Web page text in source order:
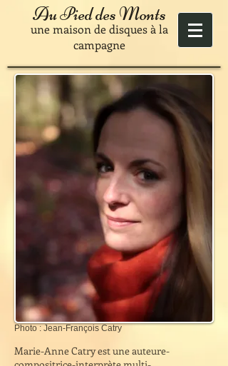
Au Pied des Monts
une maison de disques à la
campagne
Photo : Jean-François Catry
Marie-Anne Catry est une auteure-